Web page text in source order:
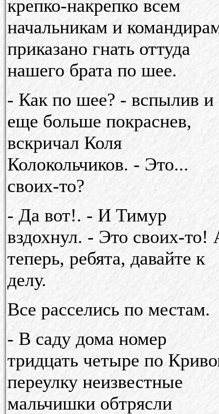
крепко-накрепко всем
начальникам и
приказано гнать оттуда
нашего брата по шее.
- Как по шее? - вспылив и
еще больше покраснев,
вскричал Коля
Колокольчиков. - Это...
своих-то?
- Да вот!. - И Тимур
вздохнул. - Это своих-то!
теперь, ребята, давайте к
делу.
Все расселись по местам.
- В саду дома номер
тридцать четыре по
переулку неизвестные
мальчишки обтрясли